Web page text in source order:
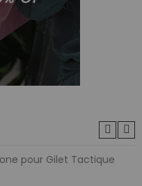
pour Gilet Tactique